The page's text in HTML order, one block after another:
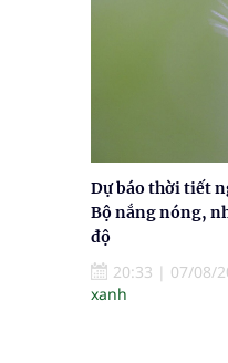
Dự báo thời tiết
Bộ nắng nóng,
độ
20:33 | 07/08/
xanh